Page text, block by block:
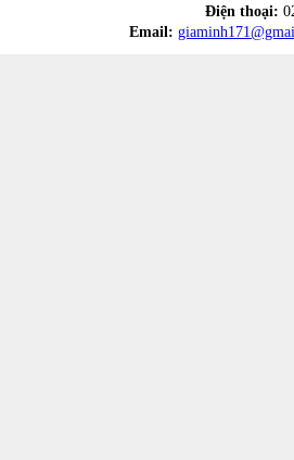
Điện thoại:
Email: